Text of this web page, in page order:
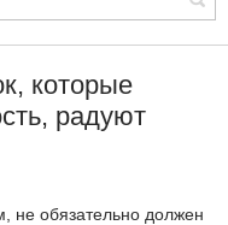
которые
радуют
не обязательно должен